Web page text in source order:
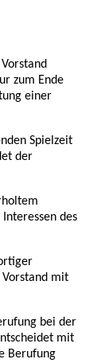
zum Ende
einer
Spielzeit
der
des
mit
bei der
mit
Berufung